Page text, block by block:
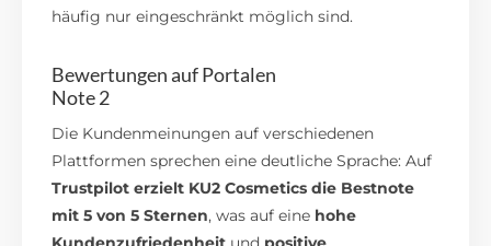
häufig nur eingeschränkt möglich sind.
Bewertungen auf Portalen
Note 2
Die Kundenmeinungen auf verschiedenen
Plattformen sprechen eine deutliche Sprache: Auf
Trustpilot erzielt KU2 Cosmetics die Bestnote
mit 5 von 5 Sternen, was auf eine hohe